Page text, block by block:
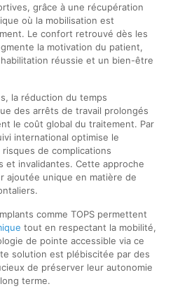
grâce à une récupération
où la mobilisation est
Le confort retrouvé dès les
la motivation du patient,
réussie et un bien-être
la réduction du temps
des arrêts de travail prolongés
le coût global du traitement. Par
international optimise le
de complications
et invalidantes. Cette approche
ajoutée unique en matière de
comme TOPS permettent
tout en respectant la mobilité,
de pointe accessible via ce
solution est plébiscitée par des
de préserver leur autonomie
terme.